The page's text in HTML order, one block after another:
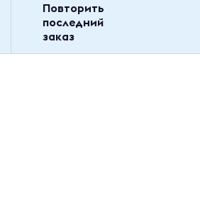
Повторить
последний
заказ